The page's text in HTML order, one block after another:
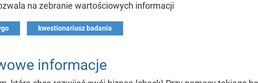
na zebranie wartościowych informacji
kwestionariusz badania
informacje